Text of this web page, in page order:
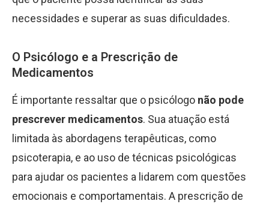
necessidades e superar as suas dificuldades.
O Psicólogo e a Prescrição de
Medicamentos
É importante ressaltar que o psicólogo não pode
prescrever medicamentos. Sua atuação está
limitada às abordagens terapêuticas, como
psicoterapia, e ao uso de técnicas psicológicas
para ajudar os pacientes a lidarem com questões
emocionais e comportamentais. A prescrição de